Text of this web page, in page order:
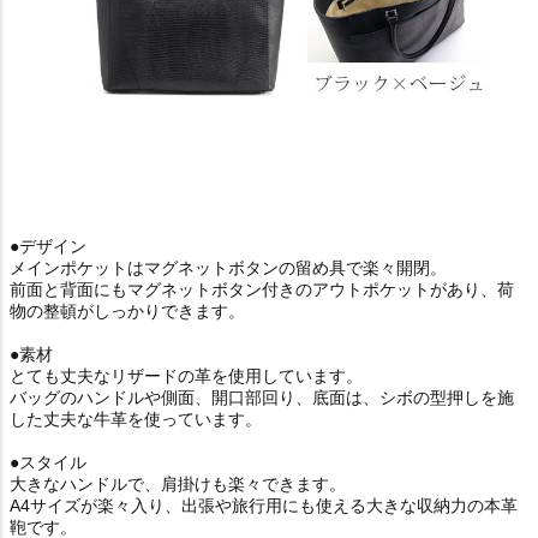
●デザイン
メインポケットはマグネットボタンの留め具で楽々開閉。
前面と背面にもマグネットボタン付きのアウトポケットがあり、荷
物の整頓がしっかりできます。
●素材
とても丈夫なリザードの革を使用しています。
バッグのハンドルや側面、開口部回り、底面は、シボの型押しを施
した丈夫な牛革を使っています。
●スタイル
大きなハンドルで、肩掛けも楽々できます。
A4サイズが楽々入り、出張や旅行用にも使える大きな収納力の本革
鞄です。